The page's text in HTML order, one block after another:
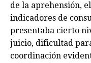
de la aprehensión,
indicadores de
presentaba cierto
juicio, dificultad
coordinación